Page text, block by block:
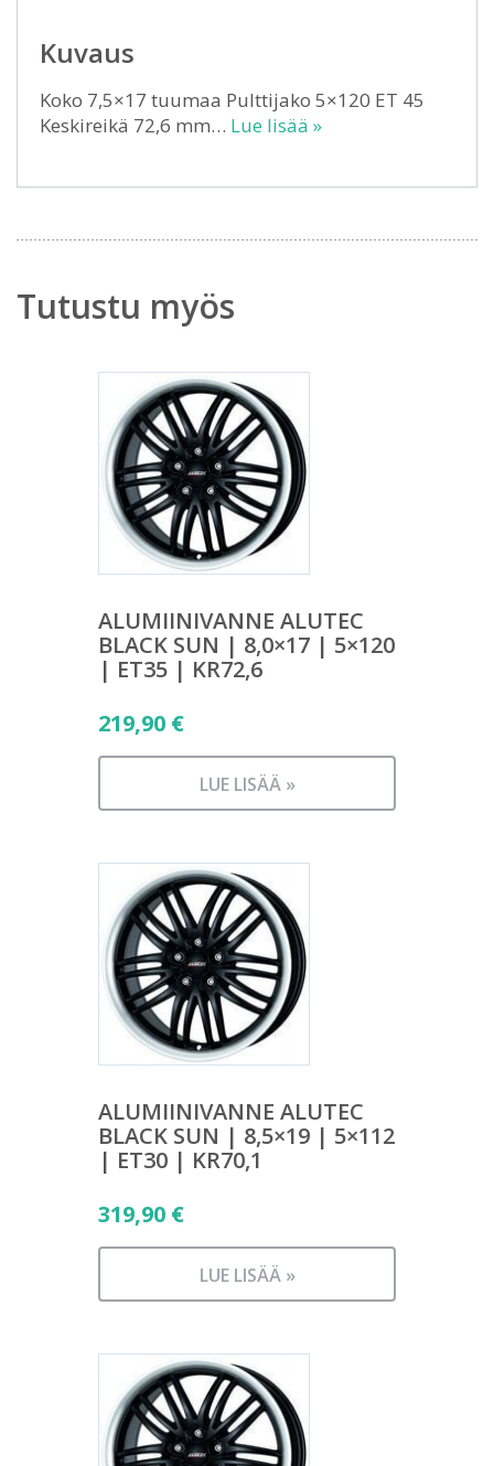
Kuvaus
Koko 7,5×17 tuumaa Pulttijako 5×120 ET 45
Keskireikä 72,6 mm… Lue lisää »
Tutustu myös
ALUMIINIVANNE ALUTEC
BLACK SUN | 8,0×17 | 5×120
| ET35 | KR72,6
219,90 €
LUE LISÄÄ »
ALUMIINIVANNE ALUTEC
BLACK SUN | 8,5×19 | 5×112
| ET30 | KR70,1
319,90 €
LUE LISÄÄ »